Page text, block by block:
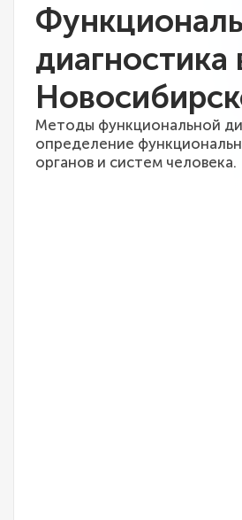
диагностика
Методы функциональной
определение
органов и систем человека.